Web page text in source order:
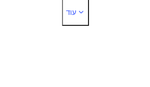
אחורי: לילה, דיוקן, תמונה,
עוד